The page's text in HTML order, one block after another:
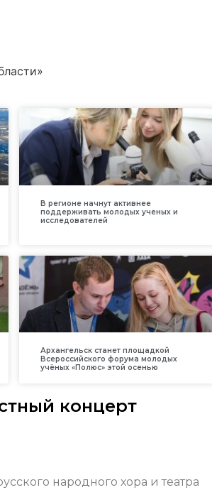
В регионе начнут активнее
поддерживать молодых ученых и
исследователей
Архангельск станет площадкой
Всероссийского форума молодых
учёных «Полюс» этой осенью
концерт
народного хора и театра